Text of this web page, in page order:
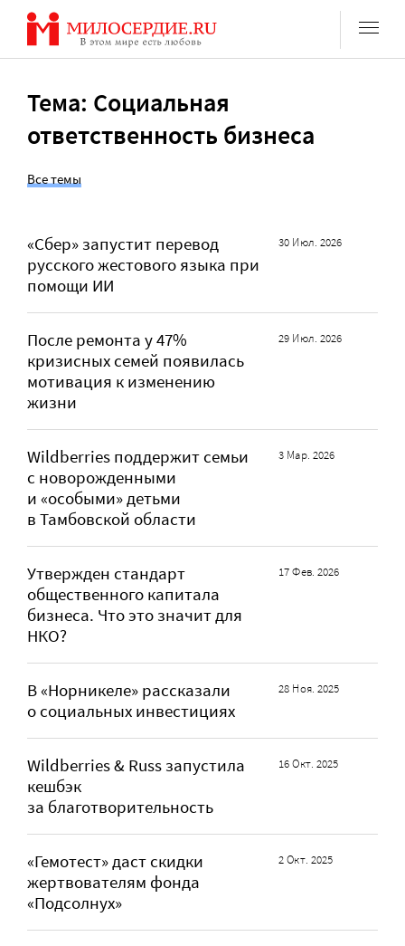
Перейти
содержанию
Тема: Социальная
ответственность бизнеса
Все темы
«Сбер» запустит перевод
русского жестового языка при
помощи ИИ
30 Июл. 2026
После ремонта у 47%
кризисных семей появилась
мотивация к изменению
жизни
29 Июл. 2026
Wildberries поддержит семьи
с новорожденными
и «особыми» детьми
в Тамбовской области
3 Мар. 2026
Утвержден стандарт
общественного капитала
бизнеса. Что это значит для
НКО?
17 Фев. 2026
В «Норникеле» рассказали
о социальных инвестициях
28 Ноя. 2025
Wildberries & Russ запустила
кешбэк
за благотворительность
16 Окт. 2025
«Гемотест» даст скидки
жертвователям фонда
«Подсолнух»
2 Окт. 2025